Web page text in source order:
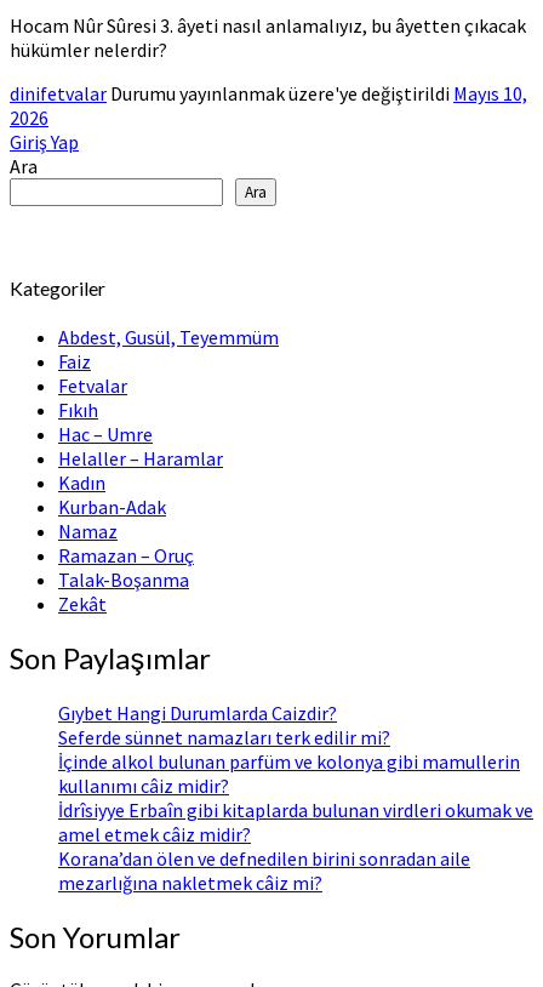
Hocam Nûr Sûresi 3. âyeti nasıl anlamalıyız, bu âyetten çıkacak
hükümler nelerdir?
dinifetvalar Durumu yayınlanmak üzere'ye değiştirildi Mayıs 10,
2026
Giriş Yap
Ara
Ara
Kategoriler
Abdest, Gusül, Teyemmüm
Faiz
Fetvalar
Fıkıh
Hac – Umre
Helaller – Haramlar
Kadın
Kurban-Adak
Namaz
Ramazan – Oruç
Talak-Boşanma
Zekât
Son Paylaşımlar
Gıybet Hangi Durumlarda Caizdir?
Seferde sünnet namazları terk edilir mi?
İçinde alkol bulunan parfüm ve kolonya gibi mamullerin
kullanımı câiz midir?
İdrîsiyye Erbaîn gibi kitaplarda bulunan virdleri okumak ve
amel etmek câiz midir?
Korana’dan ölen ve defnedilen birini sonradan aile
mezarlığına nakletmek câiz mi?
Son Yorumlar